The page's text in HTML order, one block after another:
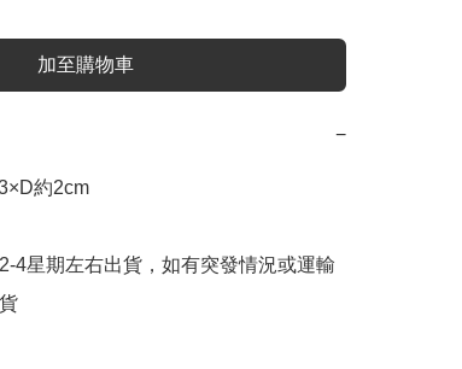
加至購物車
−
約2cm
4星期左右出貨，如有突發情況或運輸